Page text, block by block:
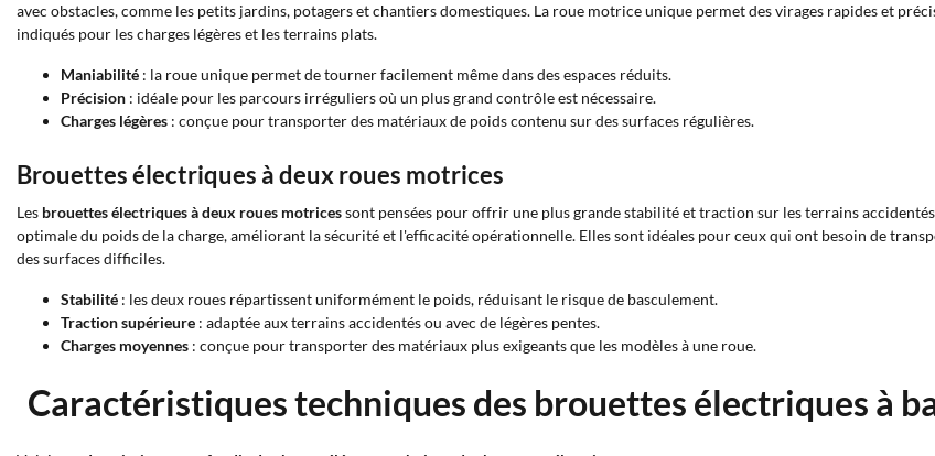
avec obstacles, comme les petits jardins, potagers et chantiers domestiques. La roue motrice unique permet des virages rapides et
indiqués pour les charges légères et les terrains plats.
Maniabilité : la roue unique permet de tourner facilement même dans des espaces réduits.
Précision : idéale pour les parcours irréguliers où un plus grand contrôle est nécessaire.
Charges légères : conçue pour transporter des matériaux de poids contenu sur des surfaces régulières.
Brouettes électriques à deux roues motrices
Les brouettes électriques à deux roues motricessont pensées pour offrir une plus grande stabilité et traction sur les terrains
optimale du poids de la charge, améliorant la sécurité et l'efficacité opérationnelle. Elles sont idéales pour ceux qui ont besoin de
des surfaces difficiles.
Stabilité : les deux roues répartissent uniformément le poids, réduisant le risque de basculement.
Traction supérieure : adaptée aux terrains accidentés ou avec de légères pentes.
Charges moyennes : conçue pour transporter des matériaux plus exigeants que les modèles à une roue.
Caractéristiques techniques des brouettes électriques à